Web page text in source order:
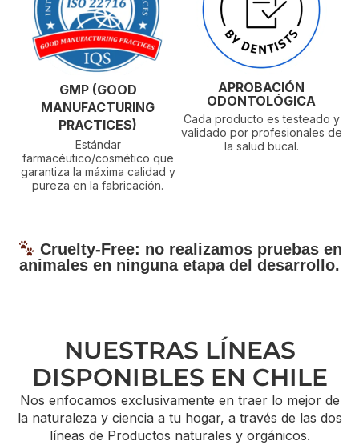
GMP (GOOD
MANUFACTURING
PRACTICES)
Estándar
farmacéutico/cosmético que
garantiza la máxima calidad y
pureza en la fabricación.
APROBACIÓN
ODONTOLÓGICA
Cada producto es testeado y
validado por profesionales de
la salud bucal.
Cruelty-Free: no realizamos pruebas en
animales en ninguna etapa del desarrollo.
NUESTRAS LÍNEAS
DISPONIBLES EN CHILE
Nos enfocamos exclusivamente en traer lo mejor de
la naturaleza y ciencia a tu hogar, a través de las dos
líneas de Productos naturales y orgánicos.